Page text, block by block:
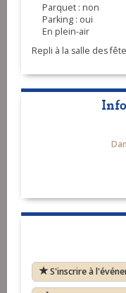
Parquet : non
Parking : oui
En plein-air
Repli à la salle des
S'inscrire à